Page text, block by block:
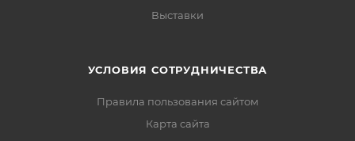
Выставки
УСЛОВИЯ СОТРУДНИЧЕСТВА
Правила пользования сайтом
Карта сайта